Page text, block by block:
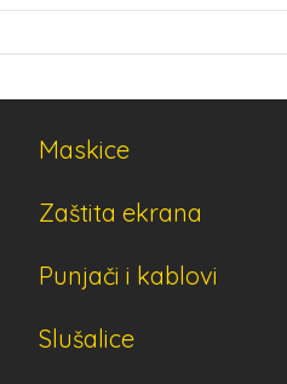
Maskice
Zaštita ekrana
Punjači i kablovi
Slušalice